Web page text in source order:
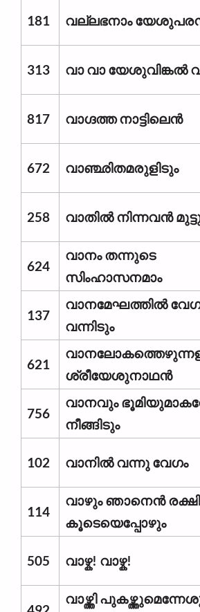
181 വല്ലഭനാം
313 വാ വാ യേശുവിങ്കൽ
817 വാഗ്ദത്ത നാട്ടിലെൻ
672 വാഞ്ഛിതമരുളിടും
258 വാതിൽ നിന്നവൻ
624
വാനം തന്നുടെ
സിംഹാസനമാം
137
വാനമേഘത്തിൽ
വന്നിടും
621
ശ്രീയേശുനാഥൻ
756
വാനവും
നീങ്ങിടും
102 വാനിൽ വന്നു വേഗം
114
വാഴും ഞാനെൻ
കൂടെയെപ്പോഴും
505 വാഴ്ക! വാഴ്ക!
വാഴ്ത്തി